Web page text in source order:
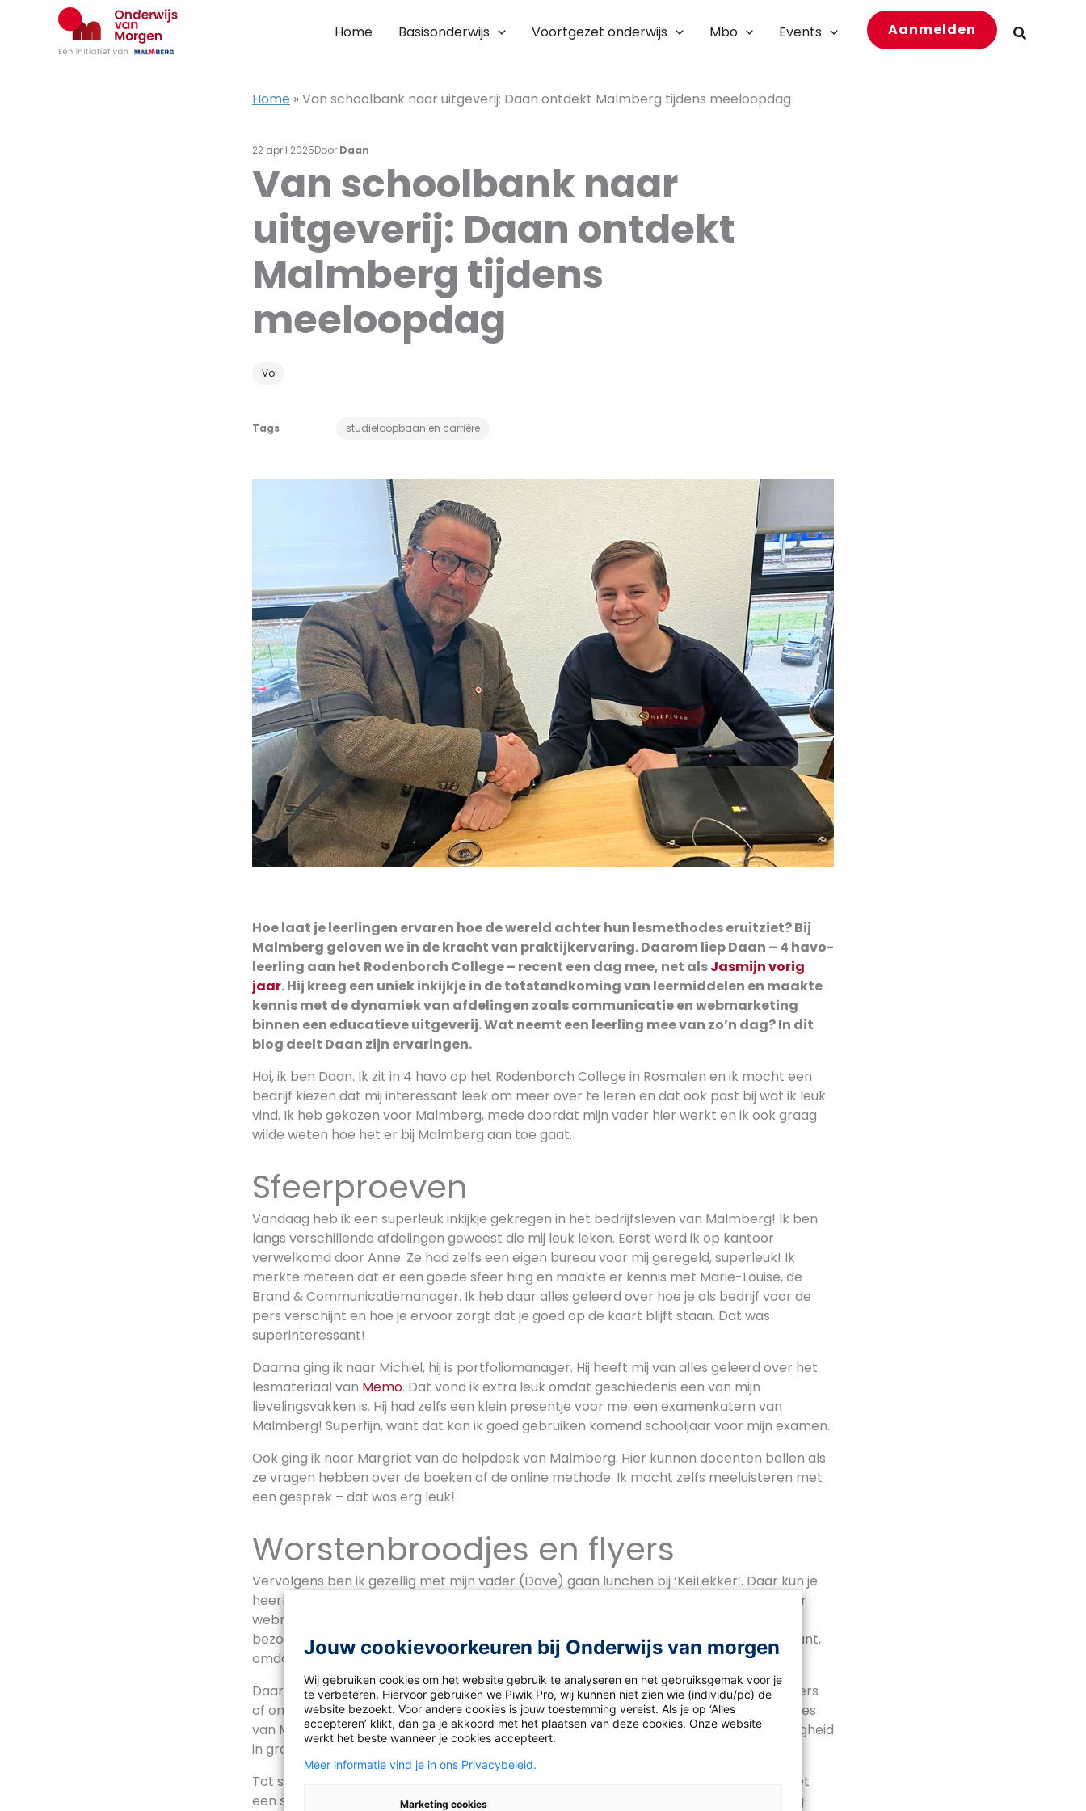
Home Basisonderwijs Voortgezet onderwijs Mbo Events Aanmelden Zoeken
Home »Van schoolbank naar uitgeverij: Daan ontdekt Malmberg tijdens meeloopdag
22 april 2025Door Daan
Vo
Tags studieloopbaan en carrière
Van schoolbank naar
uitgeverij: Daan ontdekt
Malmberg tijdens
meeloopdag
Hoe laat je leerlingen ervaren hoe de wereld achter hun lesmethodes eruitziet? Bij
Malmberg geloven we in de kracht van praktijkervaring. Daarom liep Daan – 4 havo-
leerling aan het Rodenborch College – recent een dag mee, net alsJasmijn vorig
jaar. Hij kreeg een uniek inkijkje in de totstandkoming van leermiddelen en maakte
kennis met de dynamiek van afdelingen zoals communicatie en webmarketing
binnen een educatieve uitgeverij. Wat neemt een leerling mee van zo’n dag? In dit
blog deelt Daan zijn ervaringen.
Hoi, ik ben Daan. Ik zit in 4 havo op het Rodenborch College in Rosmalen en ik mocht een
bedrijf kiezen dat mij interessant leek om meer over te leren en dat ook past bij wat ik leuk
vind. Ik heb gekozen voor Malmberg, mede doordat mijn vader hier werkt en ik ook graag
wilde weten hoe het er bij Malmberg aan toe gaat.
Sfeerproeven
Vandaag heb ik een superleuk inkijkje gekregen in het bedrijfsleven van Malmberg! Ik ben
langs verschillende afdelingen geweest die mij leuk leken. Eerst werd ik op kantoor
verwelkomd door Anne. Ze had zelfs een eigen bureau voor mij geregeld, superleuk! Ik
merkte meteen dat er een goede sfeer hing en maakte er kennis met Marie-Louise, de
Brand & Communicatiemanager. Ik heb daar alles geleerd over hoe je als bedrijf voor de
pers verschijnt en hoe je ervoor zorgt dat je goed op de kaart blijft staan. Dat was
superinteressant!
Daarna ging ik naar Michiel, hij is portfoliomanager. Hij heeft mij van alles geleerd over het
lesmateriaal van Memo. Dat vond ik extra leuk omdat geschiedenis een van mijn
lievelingsvakken is. Hij had zelfs een klein presentje voor me: een examenkatern van
Malmberg! Superfijn, want dat kan ik goed gebruiken komend schooljaar voor mijn examen.
Ook ging ik naar Margriet van de helpdesk van Malmberg. Hier kunnen docenten bellen als
ze vragen hebben over de boeken of de online methode. Ik mocht zelfs meeluisteren met
een gesprek – dat was erg leuk!
Worstenbroodjes en flyers
Vervolgens ben ik gezellig met mijn vader (Dave) gaan lunchen bij ‘KeiLekker’. Daar kun je
heerlijke worstenbroodjes eten. Het was heel lekker en gezellig. Na de lunch ging ik naar
webmarketeer Koen. Hij is verantwoordelijk voor
bezoekers op klikken of wat hun zoekgedrag is op de website. Dat vond ik erg interessant,
omdat je dan kunt zien wat bezoekers aantrekt op de site en wat niet.
Daarna ging ik naar Sara en Maartje, campagnemarketeers. Zij maken bijvoorbeeld flyers
of online campagnes voor docenten om hen kennis te laten maken met de lesmethodes
van Malmberg. Ze zijn nu bijvoorbeeld bezig metLijn 3 , een lesmethode voor taalvaardigheid
in groep 3 van de basisschool.
Tot slot ging ik nog naar Martijn van Sales. Ik mocht meeluisteren naar een gesprek met
een school die misschien interesse had in de lesmethode Lijn 3. Ze hadden vandaag nog
Jouw cookievoorkeuren bij Onderwijs van morgen
Wij gebruiken cookies om het website gebruik te analyseren en het gebruiksgemak voor je
te verbeteren. Hiervoor gebruiken we Piwik Pro, wij kunnen niet zien wie (individu/pc) de
website bezoekt. Voor andere cookies is jouw toestemming vereist. Als je op ‘Alles
accepteren’ klikt, dan ga je akkoord met het plaatsen van deze cookies. Onze website
werkt het beste wanneer je cookies accepteert.
Meer informatie vind je in ons Privacybeleid.
Marketing cookies